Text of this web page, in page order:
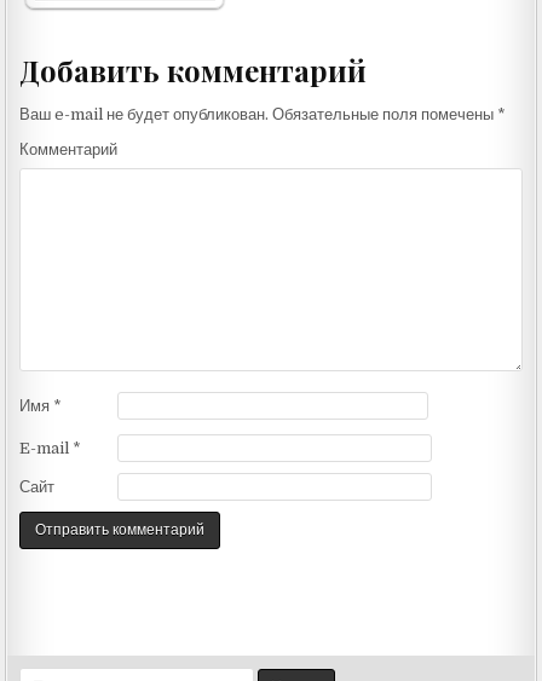
Добавить комментарий
Ваш e-mail не будет опубликован. Обязательные поля помечены *
Комментарий
Имя *
E-mail *
Сайт